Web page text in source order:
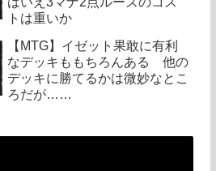
トは重いか
【MTG】イゼット果敢に有利
なデッキももちろんある 他の
デッキに勝てるかは微妙なとこ
ろだが……